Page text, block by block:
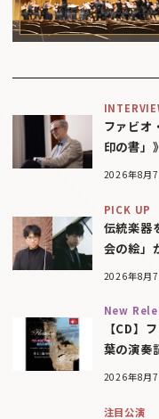
ファビオ
印の書」》
2026年8月
PICK UP
伝統楽器
会の絵」
2026年8月
New
【CD】
葉の演奏
2026年8月
注目公演